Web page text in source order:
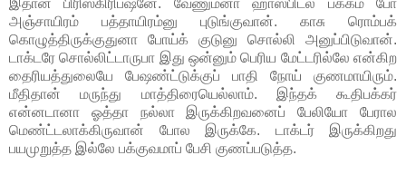
அஞ்சாயிரம் பத்தாயிரம்னு புடுங்குவான். காசு ரொம்பக்
கொழுத்திருக்குதுனா போய்க் குடுனு சொல்லி அனுப்பிடுவான்.
டாக்டரே சொல்லிட்டாருபா இது ஒன்னும் பெரிய மேட்டரில்லே என்கிற
தைரியத்துலையே பேஷண்ட்டுக்குப் பாதி நோய் குணமாயிரும்.
மீதிதான் மருந்து மாத்திரையெல்லாம். இந்தக் கூதிபக்கர்
என்னடானா ஓத்தா நல்லா இருக்கிறவனைப் பேலியோ பேரால
மெண்ட்டலாக்கிருவான் போல இருக்கே. டாக்டர் இருக்கிறது
பயமுறுத்த இல்லே பக்குவமாப் பேசி குணப்படுத்த.